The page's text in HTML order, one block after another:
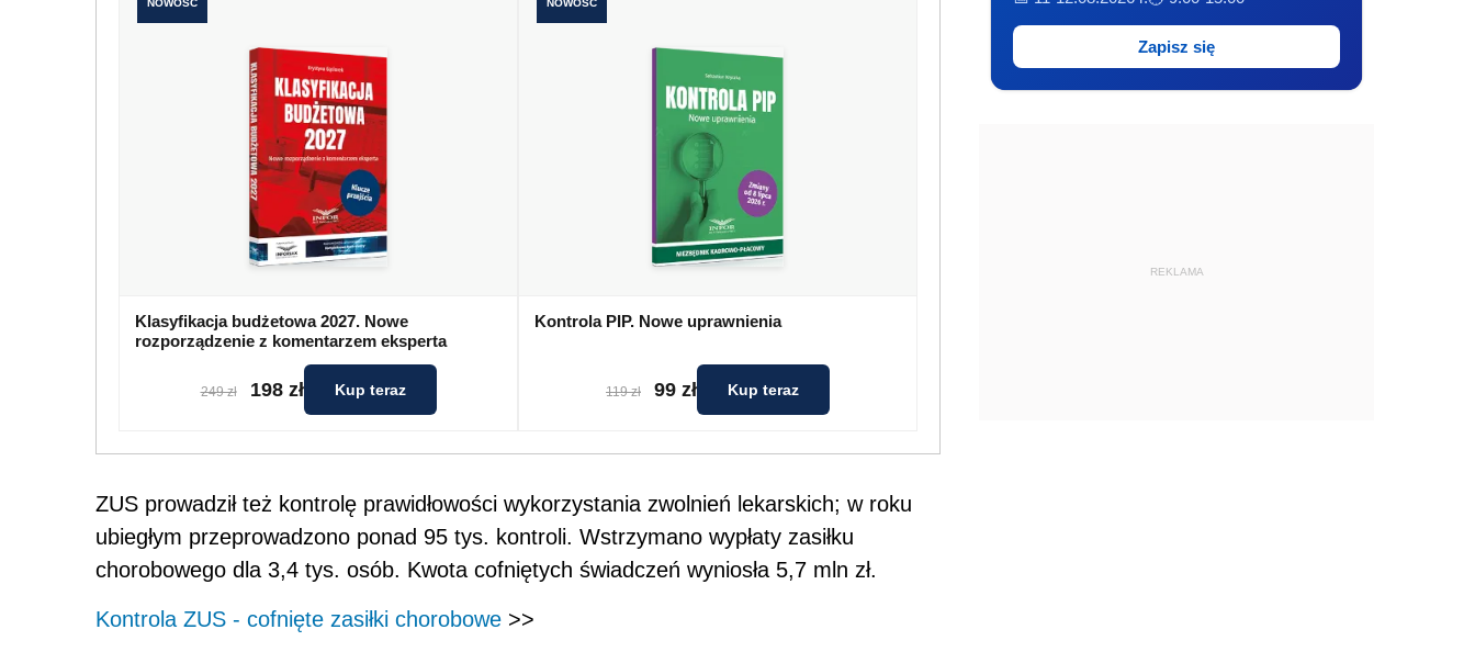
NOWOŚĆ
Klasyfikacja budżetowa 2027. Nowe
rozporządzenie z komentarzem eksperta
249 zł 198 zł Kup teraz
NOWOŚĆ
Kontrola PIP. Nowe uprawnienia
119 zł 99 zł Kup teraz
ZUS prowadził też kontrolę prawidłowości wykorzystania zwolnień lekarskich; w roku
ubiegłym przeprowadzono ponad 95 tys. kontroli. Wstrzymano wypłaty zasiłku
chorobowego dla 3,4 tys. osób. Kwota cofniętych świadczeń wyniosła 5,7 mln zł.
Kontrola ZUS - cofnięte zasiłki chorobowe >>
Zapisz się
REKLAMA